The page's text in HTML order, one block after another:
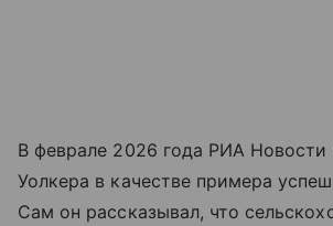
В феврале 2026 года РИА Новости
Уолкера в качестве примера
Сам он рассказывал, что